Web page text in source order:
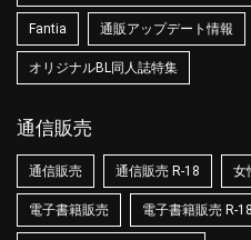
Fantia 通販アップデート情報
オリジナルBL同人誌特集
通信販売
通信販売 通信販売 R-18 女
電子書籍販売 電子書籍販売 R-18